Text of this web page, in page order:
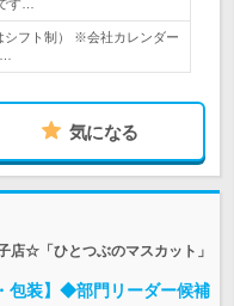
す…
シフト制） ※会社カレンダー
気になる
店☆「ひとつぶのマスカット」
包装】◆部門リーダー候補